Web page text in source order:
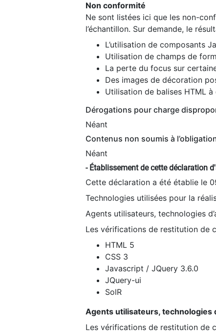
Non conformité
Ne sont listées ici que les non-
l’échantillon. Sur demande, le
L’utilisation de composants
Utilisation de champs de
La perte du focus sur
Des images de décoration
Utilisation de balises HTML
Dérogations pour charge
Néant
Contenus non soumis à
Néant
- Établissement de cette déclaration
Cette déclaration a été établie le
Technologies utilisées pour la
Agents utilisateurs, technologies
Les vérifications de restitution de
HTML 5
CSS 3
Javascript / JQuery 3.6.0
JQuery-ui
SolR
Agents utilisateurs, technologies
Les vérifications de restitution de